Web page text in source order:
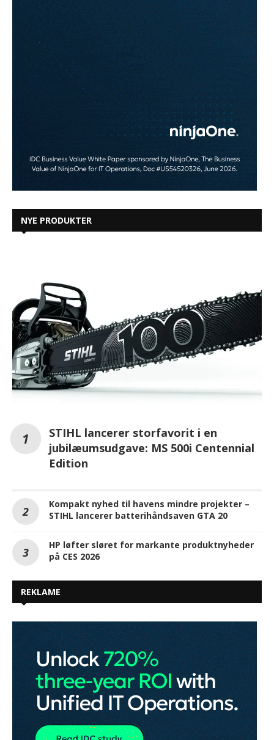
NYE PRODUKTER
STIHL lancerer storfavorit i en
jubilæumsudgave: MS 500i Centennial
Edition
Kompakt nyhed til havens mindre projekter –
STIHL lancerer batterihåndsaven GTA 20
HP løfter sløret for markante produktnyheder
på CES 2026
REKLAME